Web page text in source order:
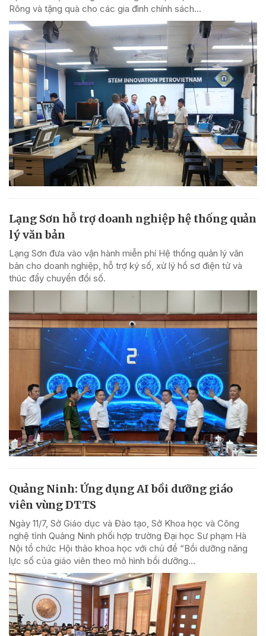
Rông và tặng quà cho các gia đình chính sách...
Lạng Sơn hỗ trợ doanh nghiệp hệ thống quản
lý văn bản
Lạng Sơn đưa vào vận hành miễn phí Hệ thống quản lý văn
bản cho doanh nghiệp, hỗ trợ ký số, xử lý hồ sơ điện tử và
thúc đẩy chuyển đổi số.
Quảng Ninh: Ứng dụng AI bồi dưỡng giáo
viên vùng DTTS
Ngày 11/7, Sở Giáo dục và Đào tạo, Sở Khoa học và Công
nghệ tỉnh Quảng Ninh phối hợp trường Đại học Sư phạm Hà
Nội tổ chức Hội thảo khoa học với chủ đề “Bồi dưỡng năng
lực số của giáo viên theo mô hình bồi dưỡng...